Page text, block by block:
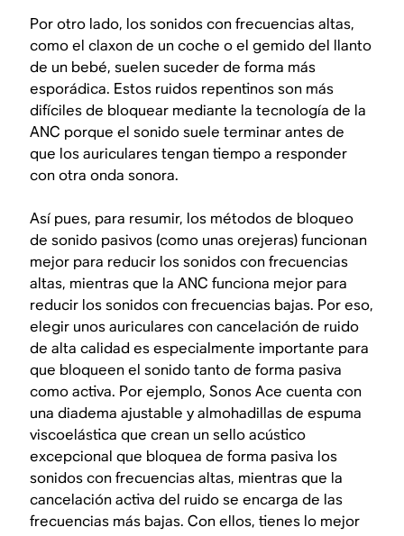
Por otro lado, los sonidos confrecuencias altas,
como el claxon de un coche o el gemido del llanto
de un bebé, suelen suceder de forma más
esporádica. Estos ruidos repentinos son más
difíciles de bloquear mediante la tecnología de la
ANC porque el sonido suele terminar antes de
que los auriculares tengan tiempo a responder
con otra onda sonora.
Así pues, para resumir, los métodos de bloqueo
de sonido pasivos (como unas orejeras) funcionan
mejor para reducir los sonidos con frecuencias
altas, mientras que la ANC funciona mejor para
reducir los sonidos con frecuencias bajas. Por eso,
elegir unos auriculares con cancelación de ruido
de alta calidad es especialmente importante para
que bloqueen el sonido tanto de forma pasiva
comoactiva. Por ejemplo, Sonos Ace cuenta con
una diadema ajustable y almohadillas de espuma
viscoelástica que crean un sello acústico
excepcional que bloquea de forma pasiva los
sonidos con frecuencias altas, mientras que la
cancelación activa del ruido se encarga de las
frecuencias más bajas. Con ellos, tienes lo mejor